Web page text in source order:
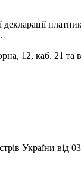
12, каб. 21 та
України